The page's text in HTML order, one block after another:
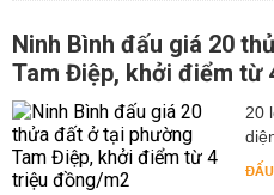
Ninh Bình đấu giá 20
Tam Điệp, khởi điểm từ
20